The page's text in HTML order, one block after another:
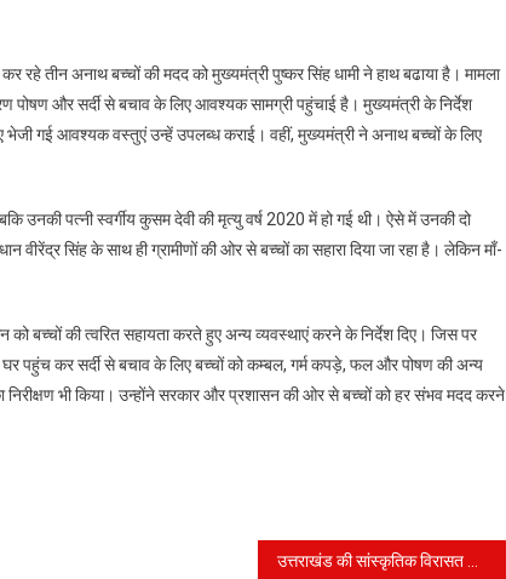
रहे तीन अनाथ बच्चों की मदद को मुख्यमंत्री पुष्कर सिंह धामी ने हाथ बढाया है। मामला
और सर्दी से बचाव के लिए आवश्यक सामग्री पहुंचाई है। मुख्यमंत्री के निर्देश
भेजी गई आवश्यक वस्तुएं उन्हें उपलब्ध कराई। वहीं, मुख्यमंत्री ने अनाथ बच्चों के लिए
उनकी पत्नी स्वर्गीय कुसम देवी की मृत्यु वर्ष 2020 में हो गई थी। ऐसे में उनकी दो
वीरेंद्र सिंह के साथ ही ग्रामीणों की ओर से बच्चों का सहारा दिया जा रहा है। लेकिन माँ-
को बच्चों की त्वरित सहायता करते हुए अन्य व्यवस्थाएं करने के निर्देश दिए। जिस पर
पहुंच कर सर्दी से बचाव के लिए बच्चों को कम्बल, गर्म कपड़े, फल और पोषण की अन्य
भी किया। उन्होंने सरकार और प्रशासन की ओर से बच्चों को हर संभव मदद करने